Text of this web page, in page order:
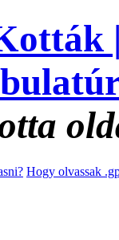
Hogy olvassak